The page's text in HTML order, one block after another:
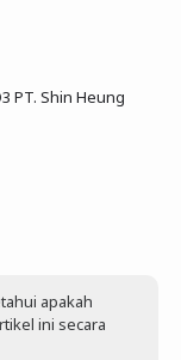
PT. Shin Heung
apakah
ini secara